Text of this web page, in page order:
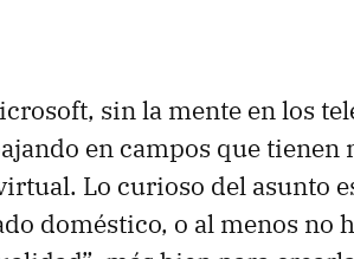
sin la mente en los
en campos que tienen
Lo curioso del asunto
doméstico, o al menos no